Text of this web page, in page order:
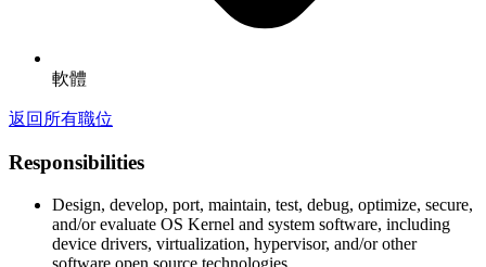
軟體
返回所有職位
Responsibilities
Design, develop, port, maintain, test, debug, optimize, secure,
and/or evaluate OS Kernel and system software, including
device drivers, virtualization, hypervisor, and/or other
software open source technologies